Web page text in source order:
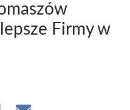
Firmy w